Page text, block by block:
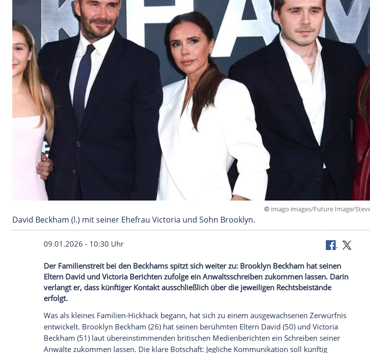
imago
David Beckham (l.) mit seiner Ehefrau Victoria und Sohn Brooklyn.
09.01.2026 - 10:30 Uhr